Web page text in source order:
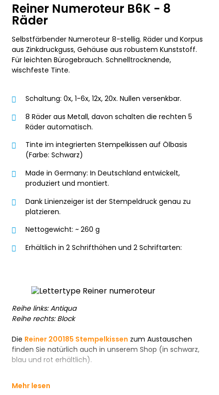
Reiner Numeroteur B6K - 8
Räder
Selbstfärbender Numeroteur 8-stellig. Räder und Korpus
aus Zinkdruckguss, Gehäuse aus robustem Kunststoff.
Für leichten Bürogebrauch. Schnelltrocknende,
wischfeste Tinte.
Schaltung: 0x, 1-6x, 12x, 20x. Nullen versenkbar.
8 Räder aus Metall, davon schalten die rechten 5
Räder automatisch.
Tinte im integrierten Stempelkissen auf Ölbasis
(Farbe: Schwarz)
Made in Germany: In Deutschland entwickelt,
produziert und montiert.
Dank Linienzeiger ist der Stempeldruck genau zu
platzieren.
Nettogewicht: ~ 260 g
Erhältlich in 2 Schrifthöhen und 2 Schriftarten:
Reihe links: Antiqua
Reihe rechts: Block
Die Reiner 200185 Stempelkissen zum Austauschen
finden Sie natürlich auch in unserem Shop (in schwarz,
blau und rot erhältlich).
Mehr lesen